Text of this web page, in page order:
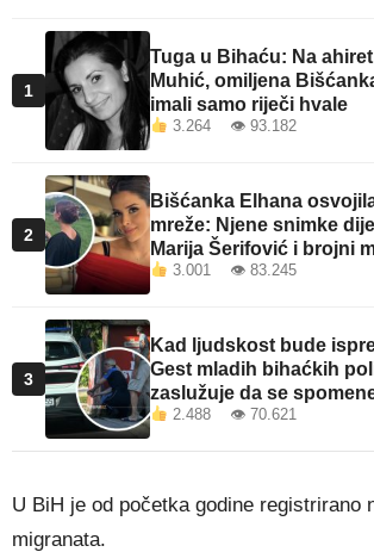
1
Tuga u Bihaću: Na
Muhić, omiljena
imali samo riječi hvale
3.264 👁 93.182
2
Bišćanka Elhana
mreže: Njene snimke
Marija Šerifović i brojni
3.001 👁 83.245
3
Kad ljudskost bude
Gest mladih bihaćkih
zaslužuje da se
2.488 👁 70.621
U BiH je od početka godine registrirano
migranata.